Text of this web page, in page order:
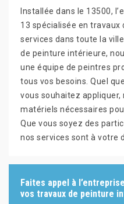
Installée dans le 13500,
13 spécialisée en travaux
services dans toute la
de peinture intérieure,
une équipe de peintres
tous vos besoins. Quel
vous souhaitez appliquer,
matériels nécessaires
Que vous soyez des
nos services sont à votre
Faites appel à
vos travaux de peinture